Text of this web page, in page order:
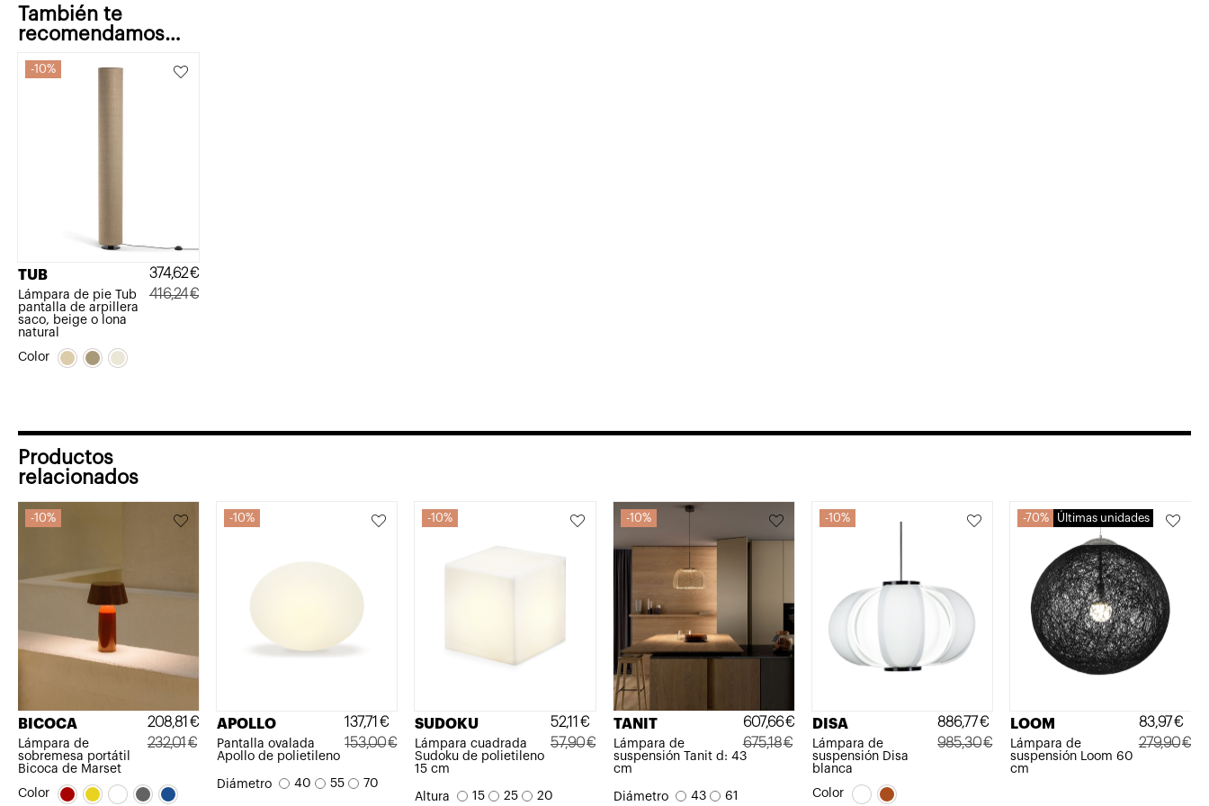
También te
recomendamos…
10%
TUB
Lámpara de pie Tub
pantalla de arpillera
saco, beige o lona
natural
416,24€
374,62€
Color
Productos
relacionados
10%
BICOCA
Lámpara de
sobremesa portátil
Bicoca de Marset
232,01€
precio
208,81 €
precio
Color
10%
APOLLO
Pantalla ovalada
Apollo de polietileno
153,00€
precio
137,71 €
precio
Diámetro 40 55 70
10%
SUDOKU
Lámpara cuadrada
Sudoku de polietileno
15 cm
57,90€
52,11 €
Altura 15 25 20
10%
TANIT
Lámpara de
suspensión Tanit d: 43
cm
675,18€
El
607,66€
El
Diámetro 43 61
10%
DISA
Lámpara de
suspensión Disa
blanca
985,30€
886,77€
Color
70% Últimas unidades
LOOM
Lámpara de
suspensión Loom 60
cm
279,90€
83,97€